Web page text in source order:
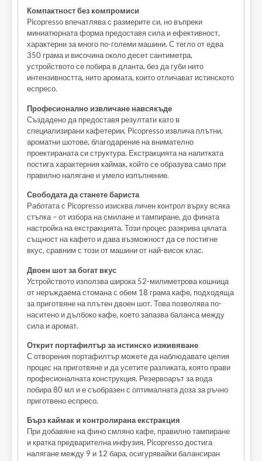
Компактност без компромиси
Picopresso впечатлява с размерите си, но въпреки
миниатюрната форма предоставя сила и ефективност,
характерни за много по-големи машини. С тегло от едва
350 грама и височина около десет сантиметра,
устройството се побира в дланта, без да губи нито
интензивността, нито аромата, които отличават истинското
еспресо.
Професионално извличане навсякъде
Създадено да предоставя резултати като в
специализирани кафетерии, Picopresso извлича плътни,
ароматни шотове, благодарение на внимателно
проектираната си структура. Екстракцията на напитката
постига характерния каймак, който се образува само при
правилно налягане и умело изпълнение.
Свободата да станете бариста
Работата с Picopresso изисква личен контрол върху всяка
стъпка – от избора на смилане и тампиране, до фината
настройка на екстракцията. Този процес разкрива цялата
същност на кафето и дава възможност да се постигне
вкус, сравним с този от машини от най-висок клас.
Двоен шот за богат вкус
Устройството използва широка 52-милиметрова кошница
от неръждаема стомана с обем 18 грама кафе, подходяща
за приготвяне на плътен двоен шот. Това позволява по-
наситено и дълбоко кафе, което запазва баланса между
сила и аромат.
Открит портафилтър за истинско изживяване
С отворения портафилтър можете да наблюдавате целия
процес на приготвяне и да усетите разликата, която прави
професионалната конструкция. Резервоарът за вода
побира 80 мл и е съобразен с оптималната доза за ръчно
приготвено еспресо.
Бърз каймак и контролирана екстракция
При добавяне на финo смляно кафе, правилно тампиране
и кратка предварителна инфузия, Picopresso достига
налягане между 9 и 12 бара, осигурявайки балансиран